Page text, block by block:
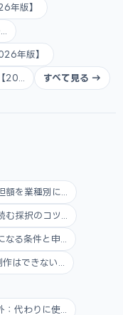
年版】
年版】
すべて見る →
を業種別に...
採択のコツ...
る条件と申...
はできない...
代わりに使...